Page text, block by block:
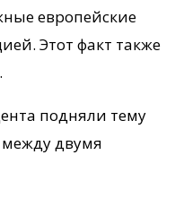
европейские
Этот факт также
подняли тему
между двумя